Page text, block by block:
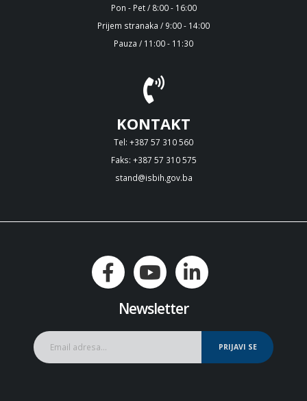
Pon - Pet / 8:00 - 16:00
Prijem stranaka / 9:00 - 14:00
Pauza / 11:00 - 11:30
KONTAKT
Tel: +387 57 310 560
Faks: +387 57 310 575
stand@isbih.gov.ba
Newsletter
PRIJAVI SE